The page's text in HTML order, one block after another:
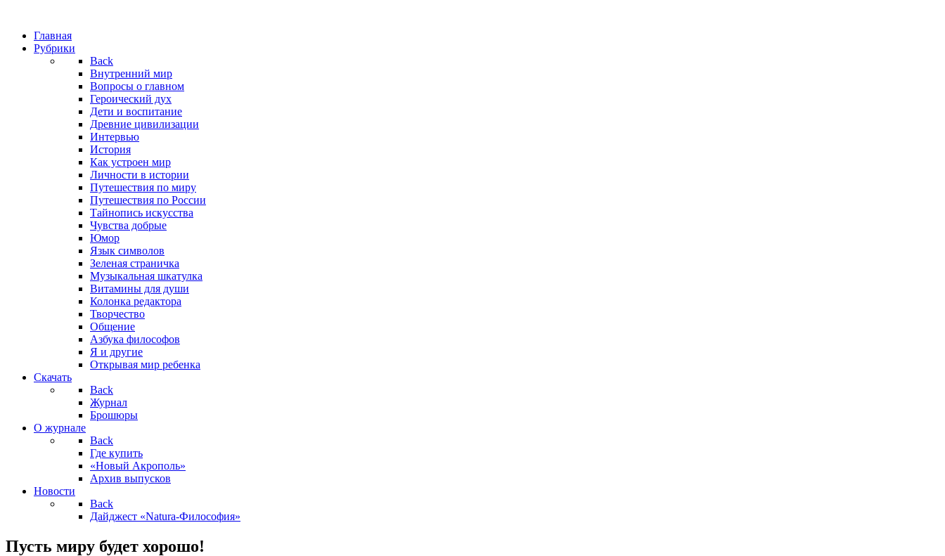
Главная
Рубрики
Back
Внутренний мир
Вопросы о главном
Героический дух
Дети и воспитание
Древние цивилизации
Интервью
История
Как устроен мир
Личности в истории
Путешествия по миру
Путешествия по России
Тайнопись искусства
Чувства добрые
Юмор
Язык символов
Зеленая страничка
Музыкальная шкатулка
Витамины для души
Колонка редактора
Творчество
Общение
Азбука философов
Я и другие
Открывая мир ребенка
Скачать
Back
Журнал
Брошюры
О журнале
Back
Где купить
«Новый Акрополь»
Архив выпусков
Новости
Back
Дайджест «Natura-Философия»
Пусть миру будет хорошо!